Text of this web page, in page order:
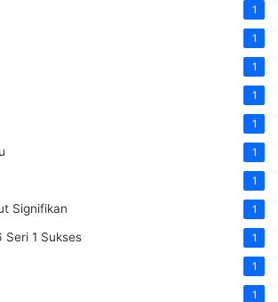
1
1
1
1
1
1
1
Signifikan 1
Seri 1 Sukses 1
1
1